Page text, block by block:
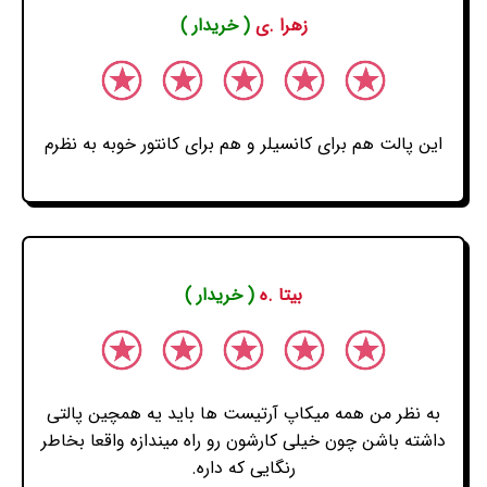
زهرا .ی( خریدار )
این پالت هم برای کانسیلر و هم برای کانتور خوبه به نظرم
بیتا .ه ( خریدار )
به نظر من همه میکاپ آرتیست ها باید یه همچین پالتی
داشته باشن چون خیلی کارشون رو راه میندازه واقعا بخاطر
رنگایی که داره.